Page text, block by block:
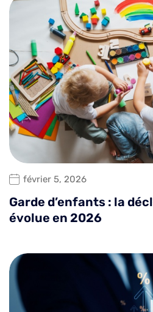
février 5, 2026
Garde d’enfants : la
évolue en 2026